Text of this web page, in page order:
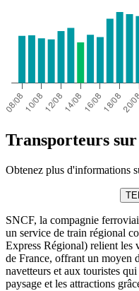
Transporteurs
Obtenez plus d'informations
SNCF, la compagnie
un service de train régional
Express Régional) relient les
de France, offrant un moyen
navetteurs et aux touristes
paysage et les attractions